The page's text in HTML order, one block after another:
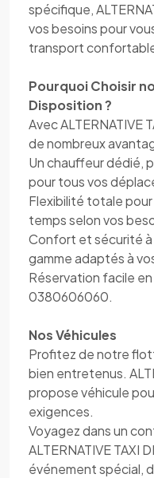
spécifique,
vos besoins pour
transport
Pourquoi Choisir
Disposition ?
Avec ALTERNATIVE
de nombreux
Un chauffeur dédié,
pour tous vos
Flexibilité totale
temps selon vos
Confort et sécurité
gamme adaptés à
Réservation facile
0380606060.
Nos Véhicules
Profitez de notre
bien entretenus.
propose véhicule
exigences.
Voyagez dans un
ALTERNATIVE TAXI
événement spécial,